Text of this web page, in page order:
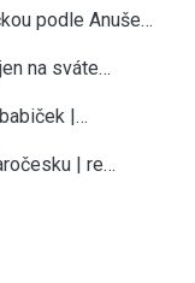
podle Anuše…
na sváte…
|…
| re…